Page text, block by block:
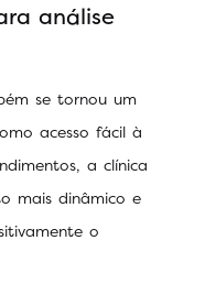
análise
se tornou um
acesso fácil à
a clínica
mais dinâmico e
o